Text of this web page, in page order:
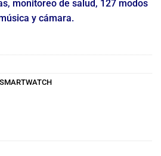
monitoreo de salud, 127 modos
y cámara.
SMARTWATCH